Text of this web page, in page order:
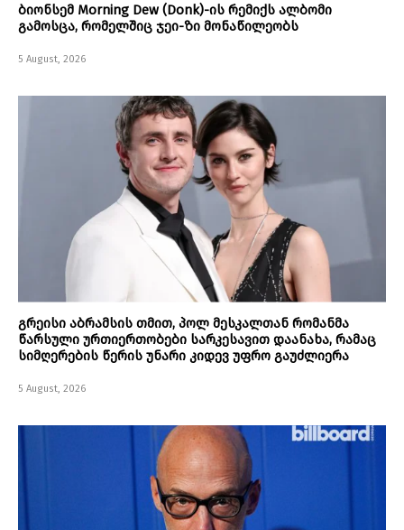
ბიონსემ Morning Dew (Donk)-ის რემიქს ალბომი
გამოსცა, რომელშიც ჯეი-ზი მონაწილეობს
5 August, 2026
გრეისი აბრამსის თმით, პოლ მესკალთან რომანმა
წარსული ურთიერთობები სარკესავით დაანახა, რამაც
სიმღერების წერის უნარი კიდევ უფრო გაუძლიერა
5 August, 2026